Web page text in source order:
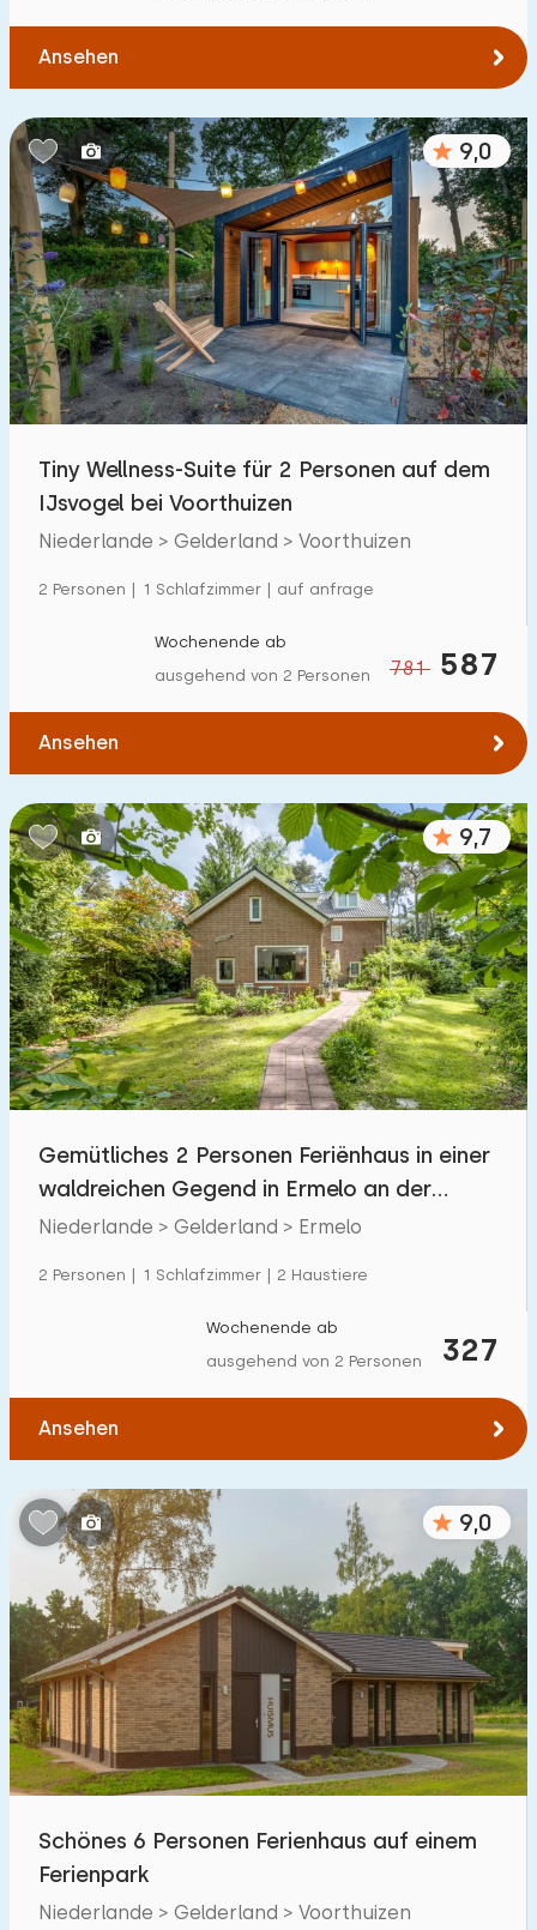
Ansehen
9,0
Tiny Wellness-Suite für 2 Personen auf dem
IJsvogel bei Voorthuizen
Niederlande > Gelderland > Voorthuizen
2 Personen | 1 Schlafzimmer | auf anfrage
781 587
Wochenende ab
ausgehend von 2 Personen
Ansehen
9,7
Gemütliches 2 Personen Feriënhaus in einer
waldreichen Gegend in Ermelo an der
Veluwe
Niederlande > Gelderland > Ermelo
2 Personen | 1 Schlafzimmer | 2 Haustiere
327
Wochenende ab
ausgehend von 2 Personen
Ansehen
9,0
Schönes 6 Personen Ferienhaus auf einem
Ferienpark
Niederlande > Gelderland > Voorthuizen